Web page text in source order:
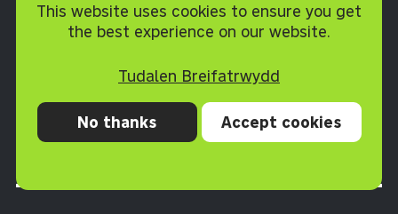
This website uses cookies to ensure you get
the best experience on our website.
Tudalen Breifatrwydd
No thanks Accept cookies
Melin Homes
Lower Mill Field
Pontypool
Torfaen NP4 0XJ
By phone